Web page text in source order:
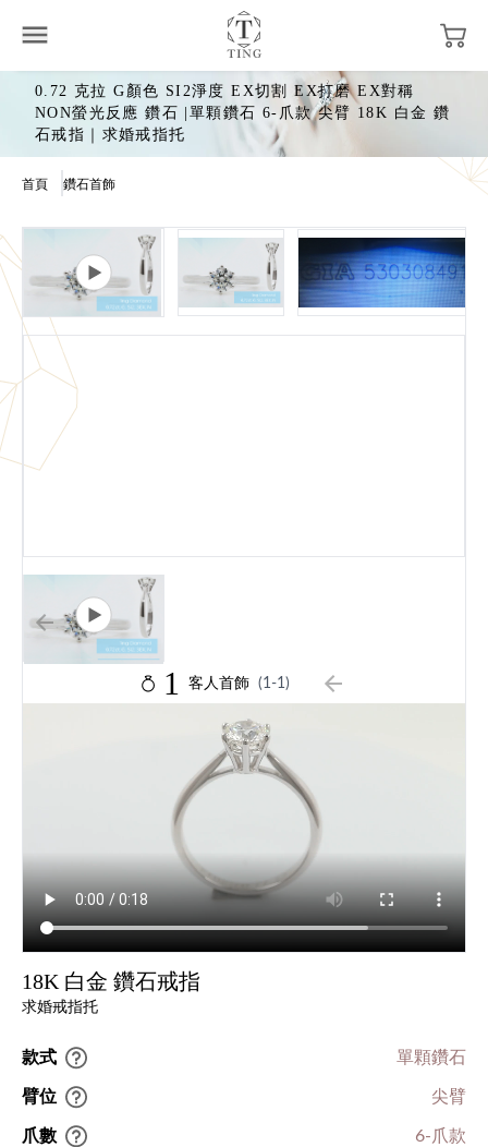
0.72 克拉 G顏色 SI2淨度 EX切割 EX打磨 EX對稱
NON螢光反應 鑽石 |單顆鑽石 6-爪款 尖臂 18K 白金 鑽
石戒指｜求婚戒指托
首頁 鑽石首飾
1 客人首飾 (1-1)
18K 白金 鑽石戒指
求婚戒指托
款式 單顆鑽石
臂位 尖臂
爪數 6-爪款